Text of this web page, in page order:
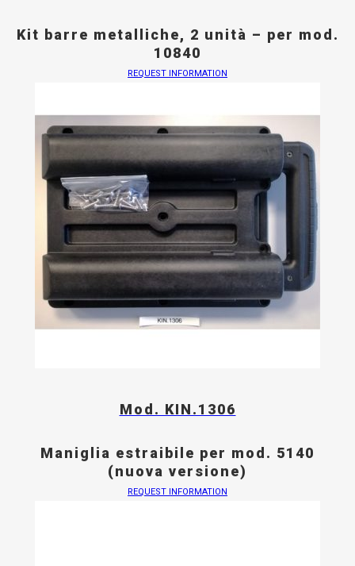
Kit barre metalliche, 2 unità – per mod.
10840
REQUEST INFORMATION
Mod. KIN.1306
Maniglia estraibile per mod. 5140
(nuova versione)
REQUEST INFORMATION